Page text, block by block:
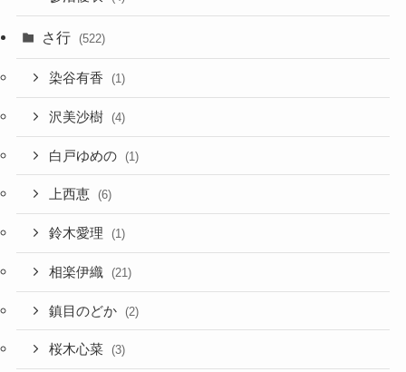
さ行 (522)
染谷有香 (1)
沢美沙樹 (4)
白戸ゆめの (1)
上西恵 (6)
鈴木愛理 (1)
相楽伊織 (21)
鎮目のどか (2)
桜木心菜 (3)